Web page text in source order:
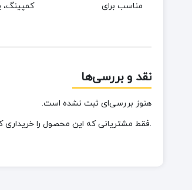
مناسب برای کمپینگ،
نقد و بررسی‌ها
هنوز بررسی‌ای ثبت نشده است.
.فقط مشتریانی که این محصول را خریداری